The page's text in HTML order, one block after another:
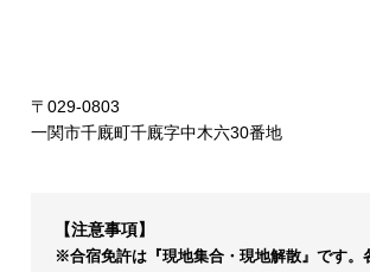
〒029-0803
一関市千廐町千廐字中木六30番地
【注意事項】
※合宿免許は『現地集合・現地解散』です。